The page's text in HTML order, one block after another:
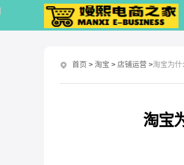
首页 > 淘宝 > 店铺运营 >淘宝为什
淘宝